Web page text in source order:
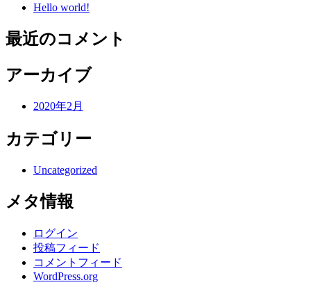
Hello world!
最近のコメント
アーカイブ
2020年2月
カテゴリー
Uncategorized
メタ情報
ログイン
投稿フィード
コメントフィード
WordPress.org